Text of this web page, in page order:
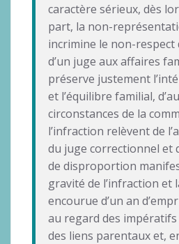
caractère sérieux, dès
part, la non-
incrimine le non-respect
d’un juge aux affaires
préserve justement
et l’équilibre familial,
circonstances de la
l’infraction relèvent de
du juge correctionnel et
de disproportion
gravité de l’infraction et
encourue d’un an
au regard des
des liens parentaux et,